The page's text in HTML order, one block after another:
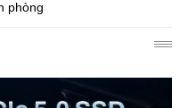
phòng